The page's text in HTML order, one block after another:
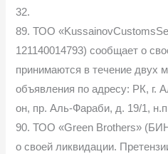
32.
89. ТОО
121140014793) сообщает о
принимаются в течение двух
объявления по адресу: РК, г.
он, пр. Аль-Фараби, д. 19/1,
90. ТОО «Green Brothers»
о своей ликвидации.